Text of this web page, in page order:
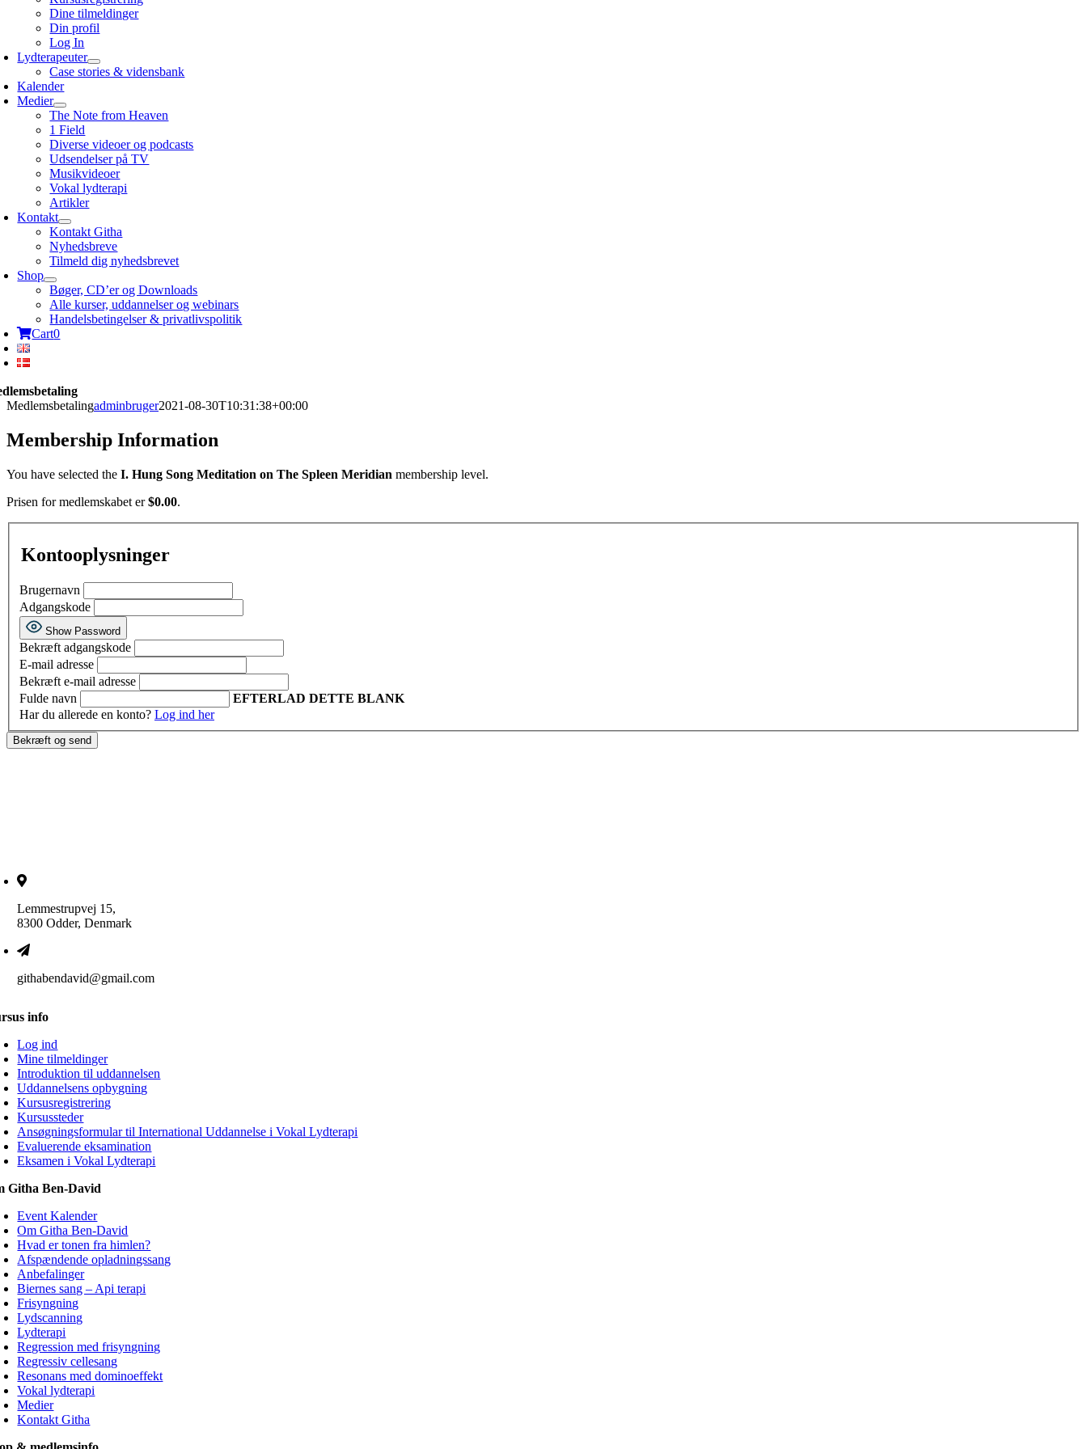
Dine tilmeldinger
Din profil
Log In
Lydterapeuter
Case stories & vidensbank
Kalender
Medier
The Note from Heaven
1 Field
Diverse videoer og podcasts
Udsendelser på TV
Musikvideoer
Vokal lydterapi
Artikler
Kontakt
Kontakt Githa
Nyhedsbreve
Tilmeld dig nyhedsbrevet
Shop
Bøger, CD’er og Downloads
Alle kurser, uddannelser og webinars
Handelsbetingelser & privatlivspolitik
Cart0
Medlemsbetalingadminbruger2021-08-30T10:31:38+00:00
Membership Information
You have selected the I. Hung Song Meditation on The Spleen Meridian membership level.
Prisen for medlemskabet er$0.00.
Kontooplysninger
Brugernavn
Adgangskode
Show Password
Bekræft adgangskode
E-mail adresse
Bekræft e-mail adresse
Fulde navn
EFTERLAD DETTE BLANK
Har du allerede en konto? Log ind her
Lemmestrupvej 15,
8300 Odder, Denmark
githabendavid@gmail.com
info
Log ind
Mine tilmeldinger
Introduktion til uddannelsen
Uddannelsens opbygning
Kursusregistrering
Kursussteder
Ansøgningsformular til International Uddannelse i Vokal Lydterapi
Evaluerende eksamination
Eksamen i Vokal Lydterapi
Githa Ben-David
Event Kalender
Om Githa Ben-David
Hvad er tonen fra himlen?
Afspændende opladningssang
Anbefalinger
Biernes sang – Api terapi
Frisyngning
Lydscanning
Lydterapi
Regression med frisyngning
Regressiv cellesang
Resonans med dominoeffekt
Vokal lydterapi
Medier
Kontakt Githa